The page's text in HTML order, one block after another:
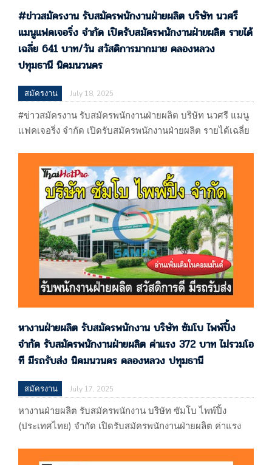
#ข่าวสมัครงาน รับสมัครพนักงานฝ่ายผลิต บริษัท นวศรี
แมนูแฟคเจอริ่ง จำกัด เปิดรับสมัครพนักงานฝ่ายผลิต รายได้
เฉลี่ย 641 บาท/วัน สวัสดิการมากมาย คลองหลวง
ปทุมธานี นิคมนวนคร
สมัครงาน July 18, 2025
#ข่าวสมัครงาน รับสมัครพนักงานฝ่ายผลิต บริษัท นวศรี แมนู
แฟคเจอริ่ง จำกัด เปิดรับสมัครพนักงานฝ่ายผลิต รายได้เฉลี่ย
เจอริ่ง จำกัด 60/158 นิคมอุตสาหกรรมนวนคร หมู่ที่ 19
ตรอก/ซอย 17 ถนนพหลโยธิน ตำบลคลองหนึ่ง อำเภอ
คลองหลวง จ.ปทุมธานี (ผลิตน้ำยาทำความสะอาดและน้ำยา
ปรับผ้านุ่มผลิตน้ำยาบ้วนปากและอื่นๆ)…
หางานฝ่ายผลิต รับสมัครพนักงาน บริษัท ซัมโบ ไพพ์ปิ้ง
จำกัด รับสมัครพนักงานฝ่ายผลิต ค่าแรง 372 บาท ไม่รวมโอ
ที มีรถรับส่ง นิคมนวนคร คลองหลวง ปทุมธานี
สมัครงาน July 17, 2025
หางานฝ่ายผลิต รับสมัครพนักงาน บริษัท ซัมโบ ไพพ์ปิ้ง
(ประเทศไทย) จำกัด เปิดรับสมัครพนักงานฝ่ายผลิต ค่าแรง